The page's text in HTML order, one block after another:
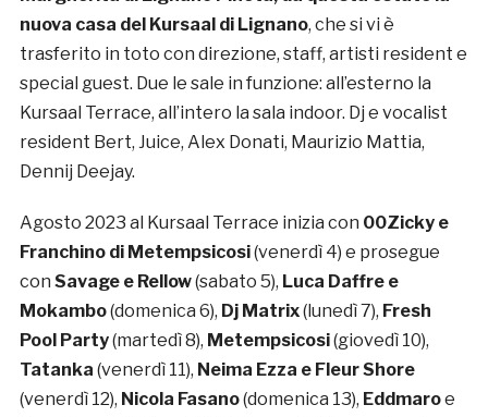
nuova casa del Kursaal di Lignano, che si vi è
trasferito in toto con direzione, staff, artisti resident e
special guest. Due le sale in funzione: all’esterno la
Kursaal Terrace, all’intero la sala indoor. Dj e vocalist
resident Bert, Juice, Alex Donati, Maurizio Mattia,
Dennij Deejay.
Agosto 2023 al Kursaal Terrace inizia con 00Zicky e
Franchino di Metempsicosi(venerdì 4) e prosegue
con Savage e Rellow(sabato 5), Luca Daffre e
Mokambo(domenica 6), Dj Matrix(lunedì 7), Fresh
Pool Party(martedì 8), Metempsicosi(giovedì 10),
Tatanka (venerdì 11), Neima Ezza e Fleur Shore
(venerdì 12), Nicola Fasano(domenica 13), Eddmaroe